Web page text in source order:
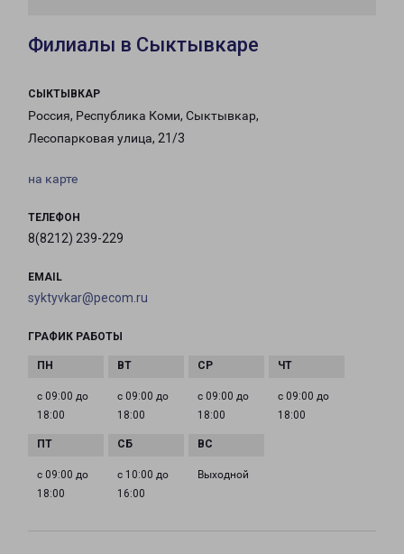
Филиалы в Сыктывкаре
СЫКТЫВКАР
Россия, Республика Коми, Сыктывкар,
Лесопарковая улица, 21/3
на карте
ТЕЛЕФОН
8(8212) 239-229
EMAIL
syktyvkar@pecom.ru
ГРАФИК РАБОТЫ
с 09:00 до
18:00
с 09:00 до
18:00
с 09:00 до
18:00
с 09:00 до
18:00
с 09:00 до
18:00
с 10:00 до
16:00
Выходной